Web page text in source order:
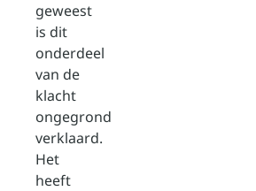
geweest
is dit
onderdeel
van de
klacht
ongegrond
verklaard.
Het
heeft